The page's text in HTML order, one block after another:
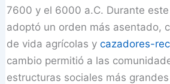
7600 y el 6000 a.C. Durante
adoptó un orden más asentado,
de vida agrícolas ycazadores-
cambio permitió a las
estructuras sociales más